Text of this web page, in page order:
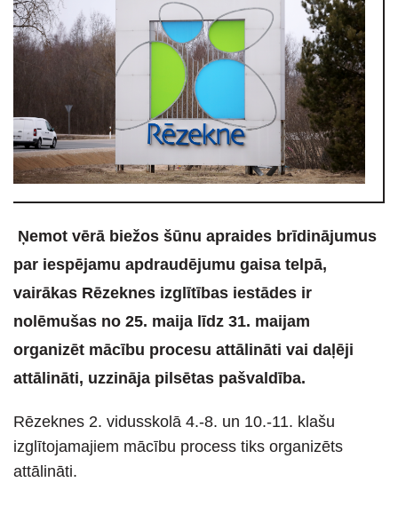
Ņemot vērā biežos šūnu apraides brīdinājumus
par iespējamu apdraudējumu gaisa telpā,
vairākas Rēzeknes izglītības iestādes ir
nolēmušas no 25. maija līdz 31. maijam
organizēt mācību procesu attālināti vai daļēji
attālināti, uzzināja pilsētas pašvaldība.
Rēzeknes 2. vidusskolā 4.-8. un 10.-11. klašu
izglītojamajiem mācību process tiks organizēts
attālināti.